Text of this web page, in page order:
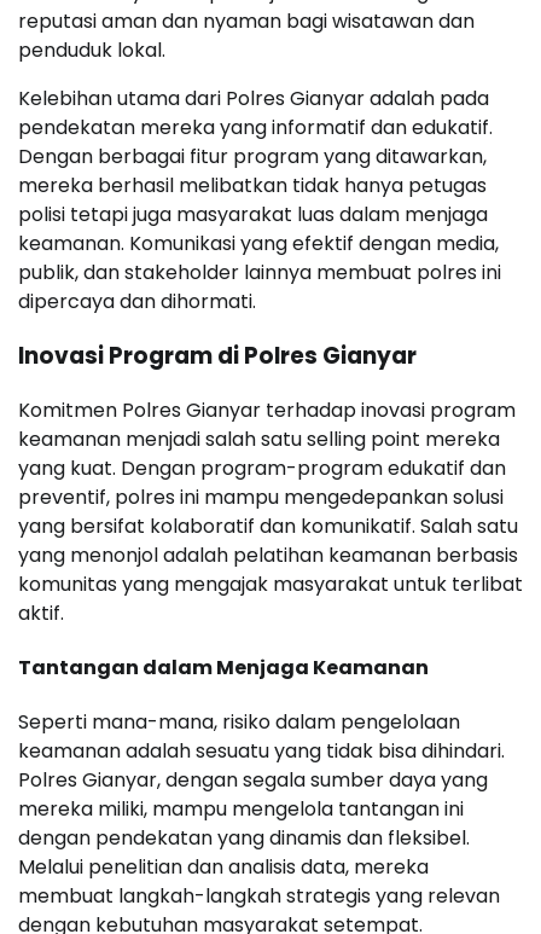
reputasi aman dan nyaman bagi wisatawan dan
penduduk lokal.
Kelebihan utama dari Polres Gianyar adalah pada
pendekatan mereka yang informatif dan edukatif.
Dengan berbagai fitur program yang ditawarkan,
mereka berhasil melibatkan tidak hanya petugas
polisi tetapi juga masyarakat luas dalam menjaga
keamanan. Komunikasi yang efektif dengan media,
publik, dan stakeholder lainnya membuat polres ini
dipercaya dan dihormati.
Inovasi Program di Polres Gianyar
Komitmen Polres Gianyar terhadap inovasi program
keamanan menjadi salah satu selling point mereka
yang kuat. Dengan program-program edukatif dan
preventif, polres ini mampu mengedepankan solusi
yang bersifat kolaboratif dan komunikatif. Salah satu
yang menonjol adalah pelatihan keamanan berbasis
komunitas yang mengajak masyarakat untuk terlibat
aktif.
Tantangan dalam Menjaga Keamanan
Seperti mana-mana, risiko dalam pengelolaan
keamanan adalah sesuatu yang tidak bisa dihindari.
Polres Gianyar, dengan segala sumber daya yang
mereka miliki, mampu mengelola tantangan ini
dengan pendekatan yang dinamis dan fleksibel.
Melalui penelitian dan analisis data, mereka
membuat langkah-langkah strategis yang relevan
dengan kebutuhan masyarakat setempat.